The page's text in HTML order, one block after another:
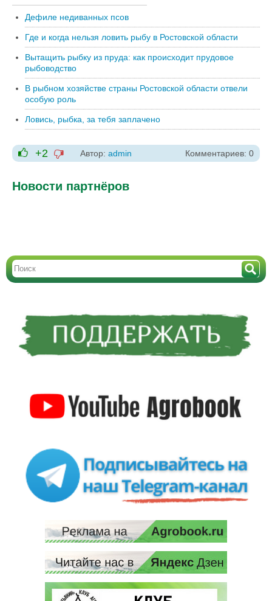
Дефиле недиванных псов
Где и когда нельзя ловить рыбу в Ростовской области
Вытащить рыбку из пруда: как происходит прудовое
рыбоводство
В рыбном хозяйстве страны Ростовской области отвели
особую роль
Ловись, рыбка, за тебя заплачено
+1
+2
-1
Автор: admin Комментариев: 0
Новости партнёров